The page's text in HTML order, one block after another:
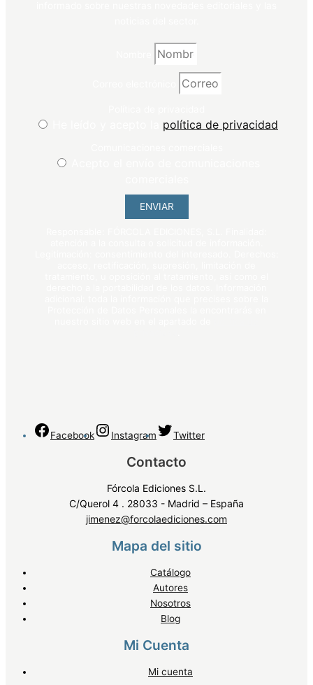
política de privacidad
ENVIAR
Facebook Instagram Twitter
Contacto
Fórcola Ediciones S.L.
C/Querol 4 . 28033 - Madrid – España
jimenez@forcolaediciones.com
Mapa del sitio
Catálogo
Autores
Nosotros
Blog
Mi Cuenta
Mi cuenta